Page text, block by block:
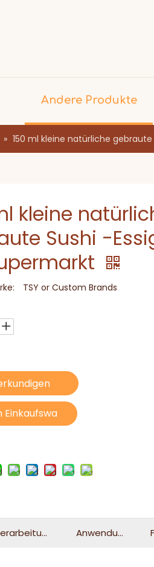
Andere Produkte
» 150 ml kleine natürliche
kleine
Sushi -
TSY or Custom Brands
Einkaufswa
Anwendung